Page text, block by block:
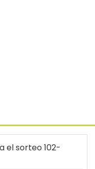
el sorteo 102-